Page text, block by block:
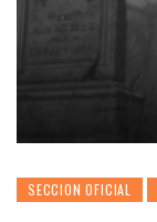
SECCION OFICIAL